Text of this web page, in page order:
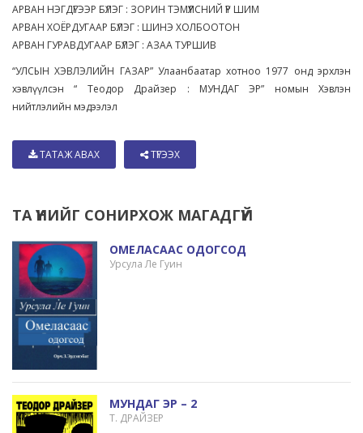
АРВАН НЭГДҮГЭЭР БҮЛЭГ : ЗОРИН ТЭМҮҮЛСНИЙ ҮР ШИМ
АРВАН ХОЁРДУГААР БҮЛЭГ : ШИНЭ ХОЛБООТОН
АРВАН ГУРАВДУГААР БҮЛЭГ : АЗАА ТУРШИВ
“УЛСЫН ХЭВЛЭЛИЙН ГАЗАР” Улаанбаатар хотноо 1977 онд эрхлэн
хэвлүүлсэн “ Теодор Драйзер : МУНДАГ ЭР” номын Хэвлэн
нийтлэлийн мэдээлэл
ТАТАЖ АВАХ ТҮГЭЭХ
ТА ҮҮНИЙГ СОНИРХОЖ МАГАДГҮЙ
ОМЕЛАСААС ОДОГСОД
Урсула Ле Гуин
МУНДАГ ЭР – 2
Т. ДРАЙЗЕР